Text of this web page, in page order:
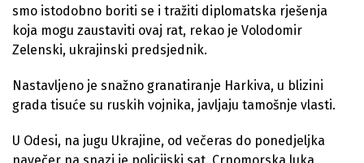
smo istodobno boriti se i tražiti diplomatska rješenja
koja mogu zaustaviti ovaj rat, rekao je Volodomir
Zelenski, ukrajinski predsjednik.
Nastavljeno je snažno granatiranje Harkiva, u blizini
grada tisuće su ruskih vojnika, javljaju tamošnje vlasti.
U Odesi, na jugu Ukrajine, od večeras do ponedjeljka
navečer na snazi je policijski sat. Crnomorska luka